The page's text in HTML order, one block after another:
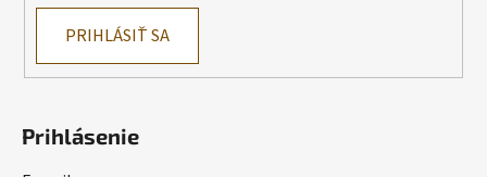
PRIHLÁSIŤ SA
Prihlásenie